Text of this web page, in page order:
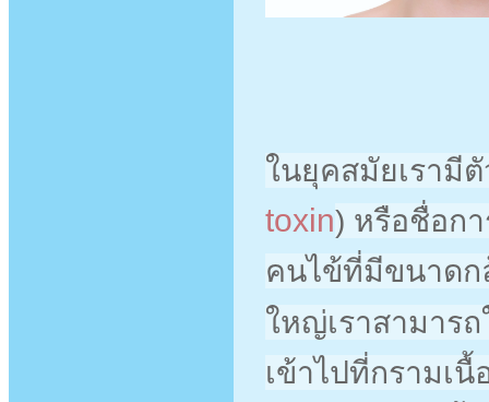
ในยุคสมัยเรามี
toxin) หรือชื่อก
คนไข้ที่มีขนาดก
ใหญ่เราสามาร
เข้าไปที่กรามเ